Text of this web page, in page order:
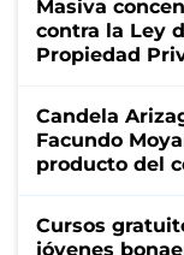
Masiva
contra la Ley
Propiedad
Candela
Facundo
producto del
Cursos
jóvenes